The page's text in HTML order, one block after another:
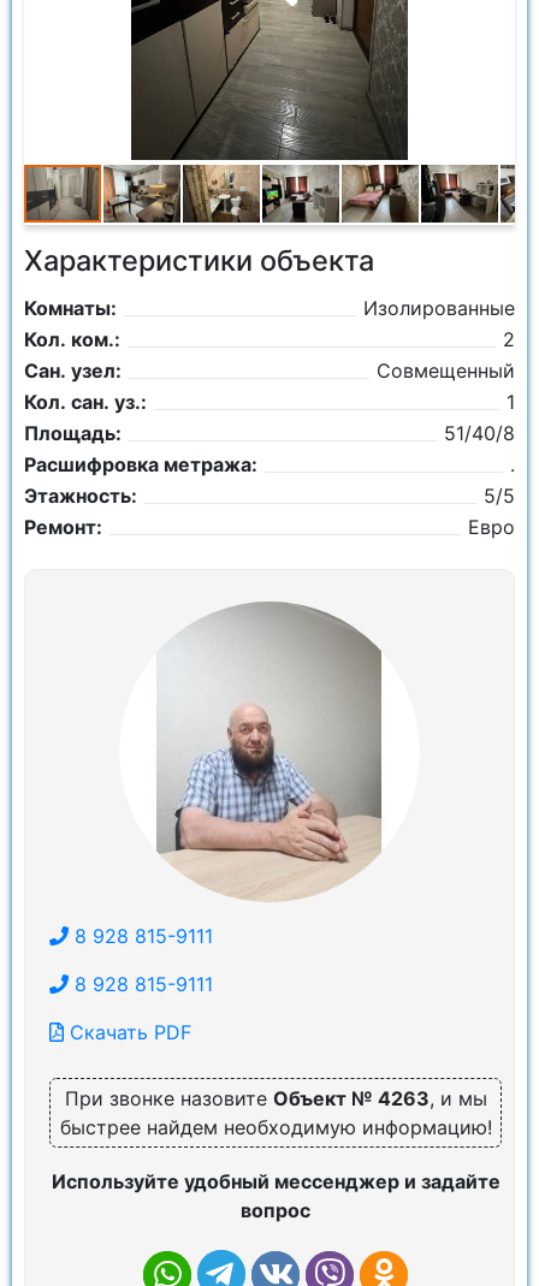
Характеристики объекта
Комнаты:
Изолированные
Кол. ком.:
2
Сан. узел:
Совмещенный
Кол. сан. уз.:
1
Площадь:
51/40/8
Расшифровка метража:
.
Этажность:
5/5
Ремонт:
Евро
8 928 815-9111
8 928 815-9111
Скачать PDF
При звонке назовите Объект № 4263, и мы
быстрее найдем необходимую информацию!
Используйте удобный мессенджер и задайте
вопрос